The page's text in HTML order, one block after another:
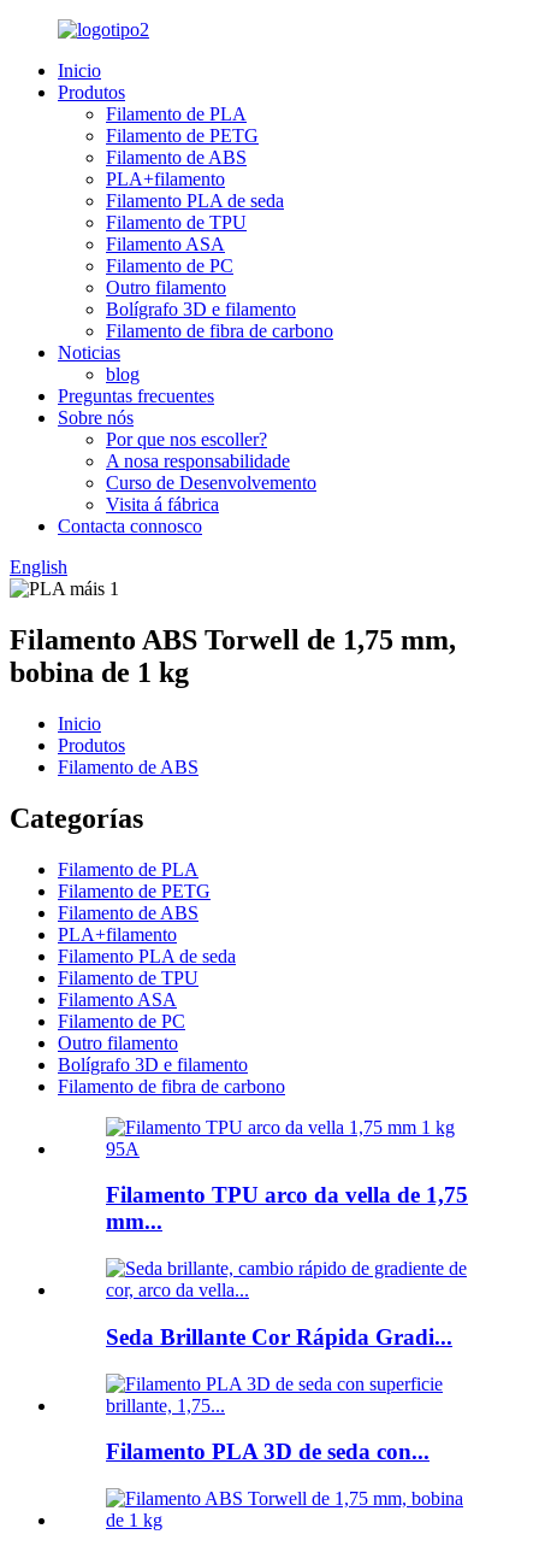
Inicio
Produtos
Filamento de PLA
Filamento de PETG
Filamento de ABS
PLA+filamento
Filamento PLA de seda
Filamento de TPU
Filamento ASA
Filamento de PC
Outro filamento
Bolígrafo 3D e filamento
Filamento de fibra de carbono
Noticias
blog
Preguntas frecuentes
Sobre nós
Por que nos escoller?
A nosa responsabilidade
Curso de Desenvolvemento
Visita á fábrica
Contacta connosco
English
Filamento ABS Torwell de 1,75 mm,
bobina de 1 kg
Inicio
Produtos
Filamento de ABS
Categorías
Filamento de PLA
Filamento de PETG
Filamento de ABS
PLA+filamento
Filamento PLA de seda
Filamento de TPU
Filamento ASA
Filamento de PC
Outro filamento
Bolígrafo 3D e filamento
Filamento de fibra de carbono
Filamento TPU arco da vella de 1,75
mm...
Seda Brillante Cor Rápida Gradi...
Filamento PLA 3D de seda con...